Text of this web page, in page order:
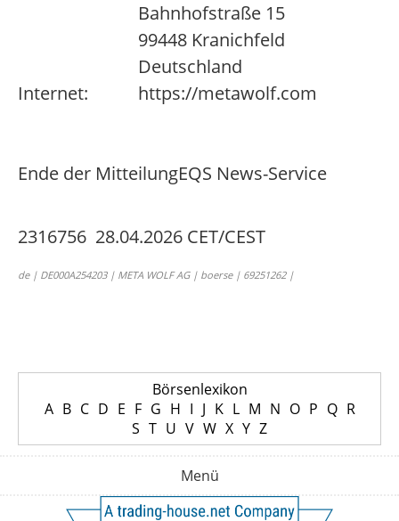
Bahnhofstraße 15
99448 Kranichfeld
Deutschland
Internet:
https://metawolf.com
Ende der MitteilungEQS News-Service
2316756 28.04.2026 CET/CEST
de | DE000A254203 | META WOLF AG | boerse | 69251262 |
Börsenlexikon
A B C D E F G H I J K L M N O P Q R
S T U V W X Y Z
Menü